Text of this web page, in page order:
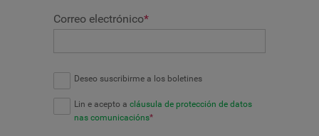
Correo electrónico*
Deseo suscribirme a los boletines
Lin e acepto a cláusula de protección de datos
nas comunicacións*